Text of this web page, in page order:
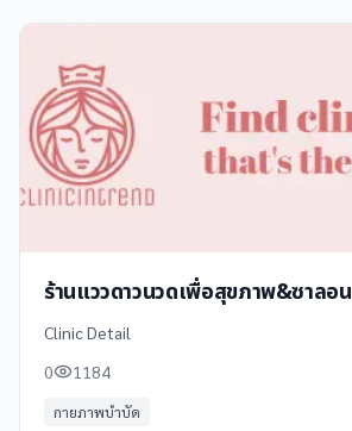
ร้านแววดาวนวดเพื่อสุขภาพ&ซาลอน
Clinic Detail
0
1184
กายภาพบำบัด